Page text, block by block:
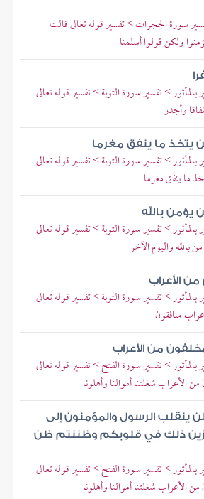
سورة الحجرات > تفسير قوله تعالى قالت
ولكن قولوا أسلمنا
بالمأثور > تفسير سورة التوبة > تفسير قوله تعالى
وأجدر
يتخذ ما ينفق مغرما
بالمأثور > تفسير سورة التوبة > تفسير قوله تعالى
ما ينفق مغرما
يؤمن بالله
بالمأثور > تفسير سورة التوبة > تفسير قوله تعالى
واليوم الآخر
الأعراب
بالمأثور > تفسير سورة التوبة > تفسير قوله تعالى
منافقون
من الأعراب
بالمأثور > تفسير سورة الفتح > تفسير قوله تعالى
الأعراب شغلتنا أموالنا وأهلونا
ينقلب الرسول والمؤمنون إلى
وزين ذلك في قلوبكم وظننتم ظن
بالمأثور > تفسير سورة الفتح > تفسير قوله تعالى
الأعراب شغلتنا أموالنا وأهلونا